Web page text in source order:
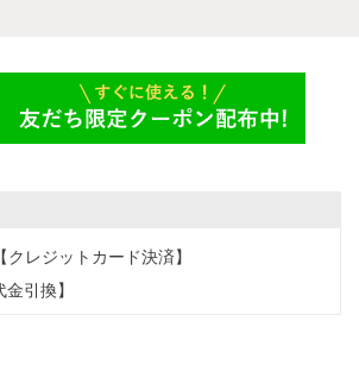
【クレジットカード決済】
金引換】